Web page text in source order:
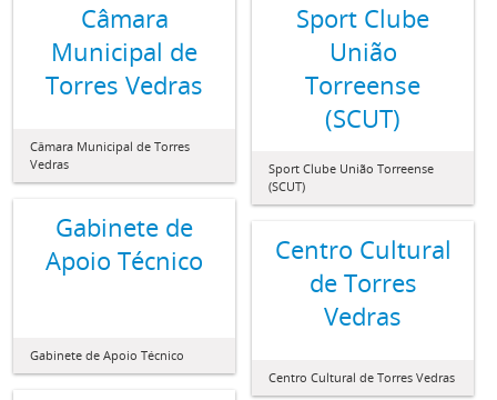
Câmara
Municipal de
Torres Vedras
Câmara Municipal de Torres
Vedras
Sport Clube
União
Torreense
(SCUT)
Sport Clube União Torreense
(SCUT)
Gabinete de
Apoio Técnico
Gabinete de Apoio Técnico
Centro Cultural
de Torres
Vedras
Centro Cultural de Torres Vedras